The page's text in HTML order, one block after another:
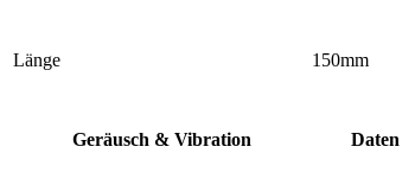
Länge 150mm
Geräusch & Vibration Daten